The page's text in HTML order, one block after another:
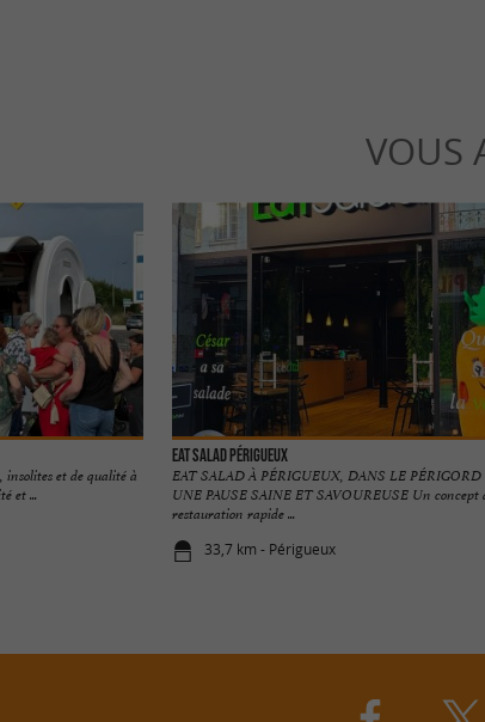
VOUS
et de qualité à
et ...
Eat Salad Périgueux
EAT SALAD À PÉRIGUEUX, DANS LE PÉRIGORD
UNE PAUSE SAINE ET SAVOUREUSE Un concept
restauration rapide ...
33,7 km - Périgueux